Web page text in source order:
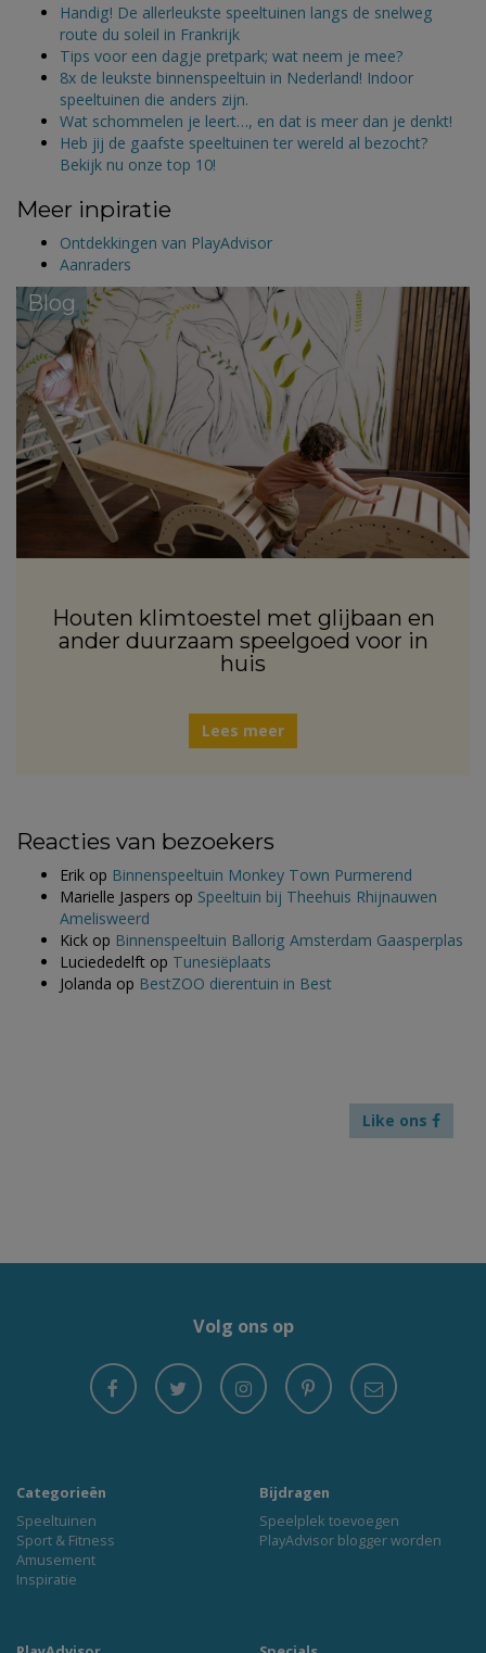
Handig! De allerleukste speeltuinen langs de snelweg
route du soleil in Frankrijk
Tips voor een dagje pretpark; wat neem je mee?
8x de leukste binnenspeeltuin in Nederland! Indoor
speeltuinen die anders zijn.
Wat schommelen je leert…, en dat is meer dan je denkt!
Heb jij de gaafste speeltuinen ter wereld al bezocht?
Bekijk nu onze top 10!
Meer inpiratie
Ontdekkingen van PlayAdvisor
Aanraders
Blog
Houten klimtoestel met glijbaan en
ander duurzaam speelgoed voor in
huis
Lees meer
Reacties van bezoekers
Erik op Binnenspeeltuin Monkey Town Purmerend
Marielle Jaspers op Speeltuin bij Theehuis Rhijnauwen
Amelisweerd
Kick op Binnenspeeltuin Ballorig Amsterdam Gaasperplas
Luciededelft op Tunesiëplaats
Jolanda op BestZOO dierentuin in Best
Like ons
Volg ons op
Categorieën
Speeltuinen
Sport & Fitness
Amusement
Inspiratie
Bijdragen
Speelplek toevoegen
PlayAdvisor blogger worden